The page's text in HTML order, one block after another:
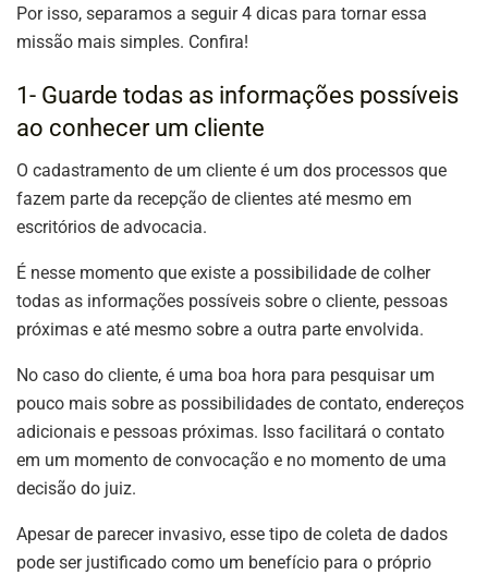
Por isso, separamos a seguir 4 dicas para tornar essa
missão mais simples. Confira!
1- Guarde todas as informações possíveis
ao conhecer um cliente
O cadastramento de um cliente é um dos processos que
fazem parte da recepção de clientes até mesmo em
escritórios de advocacia.
É nesse momento que existe a possibilidade de colher
todas as informações possíveis sobre o cliente, pessoas
próximas e até mesmo sobre a outra parte envolvida.
No caso do cliente, é uma boa hora para pesquisar um
pouco mais sobre as possibilidades de contato, endereços
adicionais e pessoas próximas. Isso facilitará o contato
em um momento de convocação e no momento de uma
decisão do juiz.
Apesar de parecer invasivo, esse tipo de coleta de dados
pode ser justificado como um benefício para o próprio